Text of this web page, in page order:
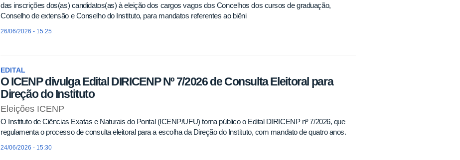
das inscrições dos(as) candidatos(as) à eleição dos cargos vagos dos Concelhos dos cursos de graduação,
Conselho de extensão e Conselho do Instituto, para mandatos referentes ao biêni
26/06/2026 - 15:25
EDITAL
O ICENP divulga Edital DIRICENP Nº 7/2026 de Consulta Eleitoral para
Direção do Instituto
Eleições ICENP
O Instituto de Ciências Exatas e Naturais do Pontal (ICENP/UFU) torna público o Edital DIRICENP nº 7/2026, que
regulamenta o processo de consulta eleitoral para a escolha da Direção do Instituto, com mandato de quatro anos.
24/06/2026 - 15:30